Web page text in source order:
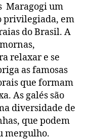
Maragogi um
privilegiada, em
do Brasil. A
relaxar e se
as famosas
que formam
As galés são
diversidade de
que podem
mergulho.